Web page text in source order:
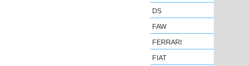
DS
FAW
FERRARI
FIAT